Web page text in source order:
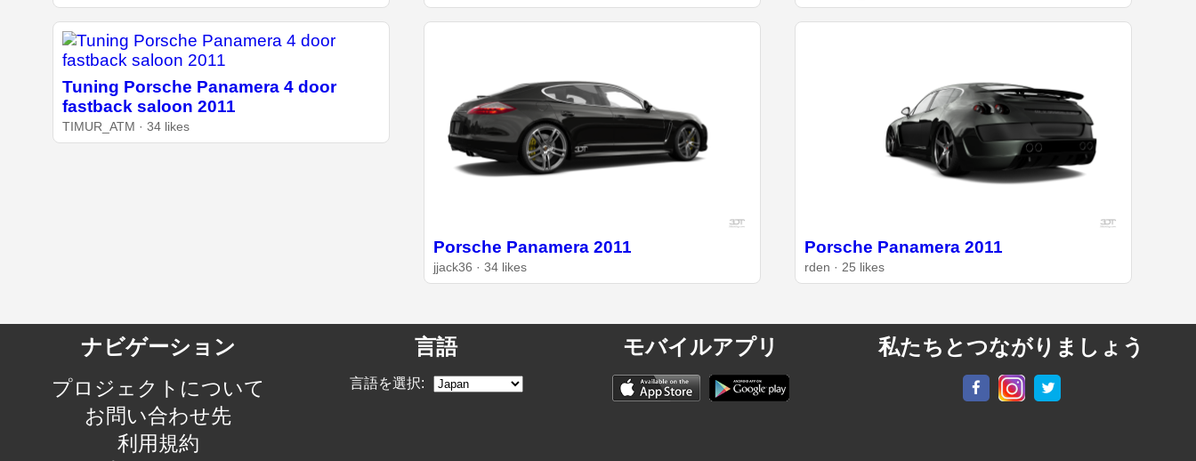
Tuning Porsche Panamera 4 door
fastback saloon 2011
TIMUR_ATM · 34 likes
Porsche Panamera 2011
jjack36 · 34 likes
Porsche Panamera 2011
rden · 25 likes
ナビゲーション
プロジェクトについて
お問い合わせ先
利用規約
言語
言語を選択:
モバイルアプリ 私たちとつながりましょう